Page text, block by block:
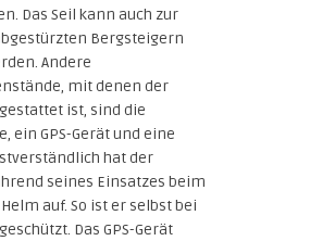
Das Seil kann auch zur
Bergsteigern
Andere
mit denen der
ist, sind die
ein GPS-Gerät und eine
hat der
seines Einsatzes beim
auf. So ist er selbst bei
Das GPS-Gerät